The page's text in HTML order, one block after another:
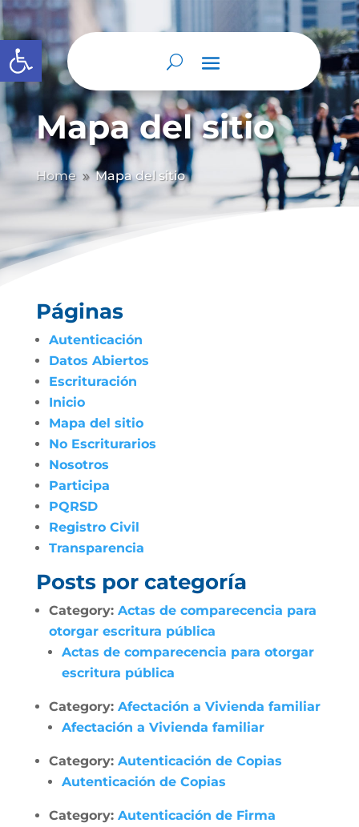
Abrir barra de herramientas
Mapa del sitio
Home 9 Mapa del sitio
Páginas
Autenticación
Datos Abiertos
Escrituración
Inicio
Mapa del sitio
No Escriturarios
Nosotros
Participa
PQRSD
Registro Civil
Transparencia
Posts por categoría
Category: Actas de comparecencia para
otorgar escritura pública
Actas de comparecencia para otorgar
escritura pública
Category: Afectación a Vivienda familiar
Afectación a Vivienda familiar
Category: Autenticación de Copias
Autenticación de Copias
Category: Autenticación de Firma